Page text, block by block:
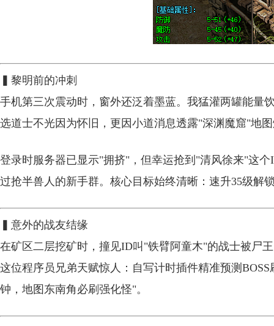
▍黎明前的冲刺
手机第三次震动时，窗外还泛着墨蓝。我猛灌两罐能
选道士不光因为怀旧，更因小道消息透露"深渊魔窟"地
登录时服务器已显示"拥挤"，但幸运抢到"清风徐来"这
过抢半兽人的新手群。核心目标始终清晰：速升35级解
▍意外的战友结缘
在矿区二层挖矿时，撞见ID叫"铁臂阿童木"的战士被尸
这位程序员兄弟天赋惊人：自写计时插件精准预测
钟，地图东南角必刷强化怪"。